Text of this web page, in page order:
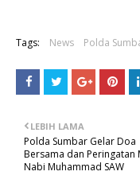
Tags: News Polda
LEBIH LAMA
Polda Sumbar Gelar Doa
Bersama dan Peringatan
Nabi Muhammad SAW